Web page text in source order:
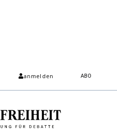
anmelden ABO